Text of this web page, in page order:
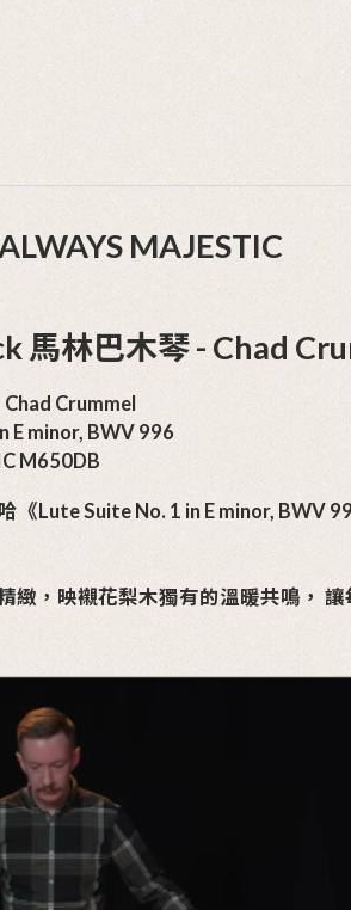
- Chad Crummel
DARING,
Concert Black
代言藝術家：Chad
曲目：Lute Suite No. 1 in E
演奏型號：MAJESTIC